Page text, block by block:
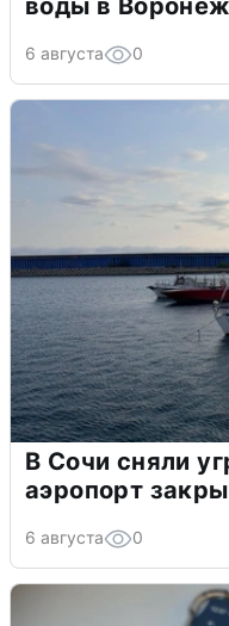
воды в
6 августа 0
В Сочи сняли
аэропорт
6 августа 0